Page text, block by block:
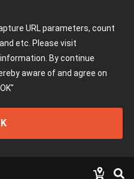
URL parameters, count
etc. Please visit
By continue
aware of and agree on